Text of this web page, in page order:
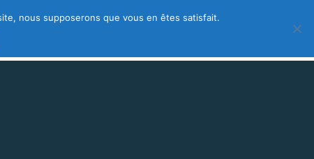
– créez votre fiche gratuite
nous supposerons que vous en êtes satisfait.